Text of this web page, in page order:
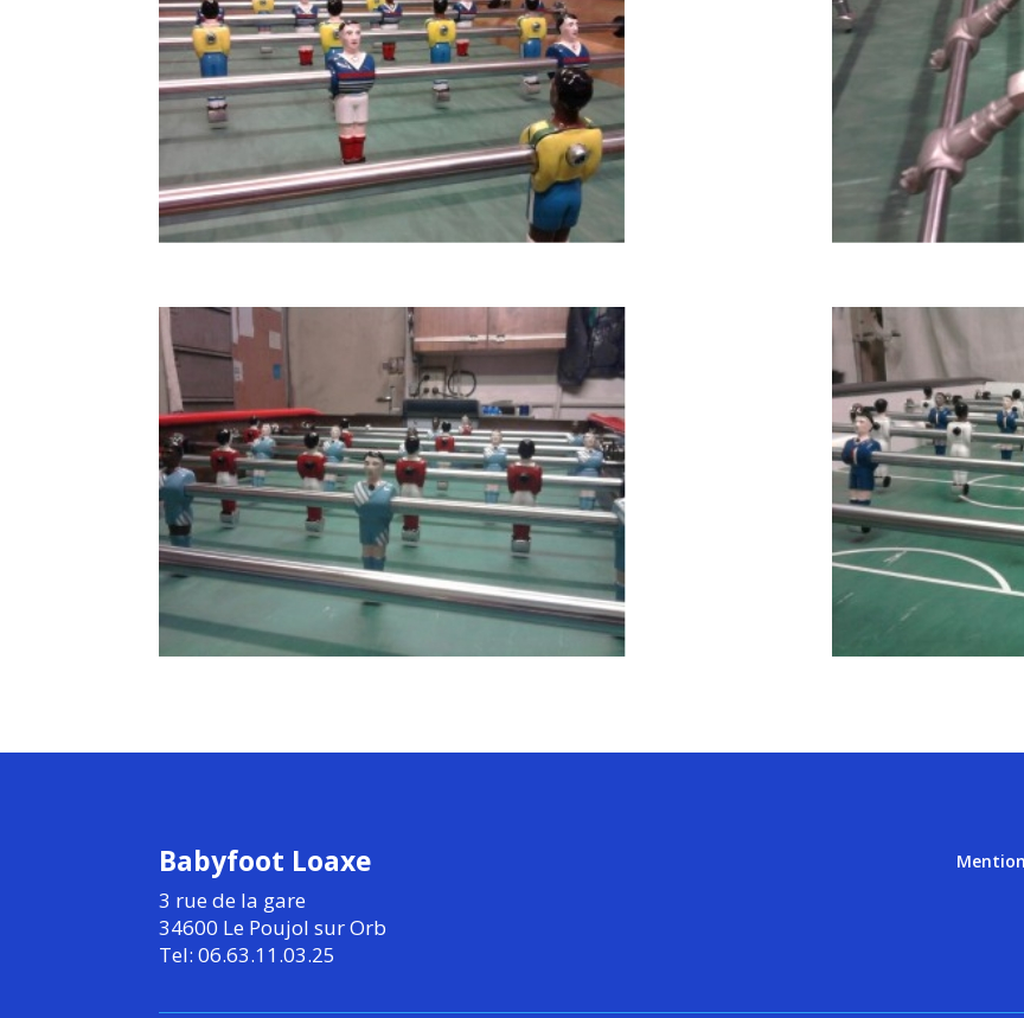
Babyfoot Loaxe
3 rue de la gare
34600 Le Poujol sur Orb
Tel: 06.63.11.03.25